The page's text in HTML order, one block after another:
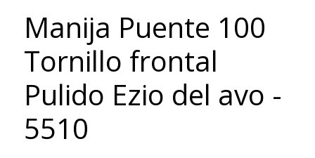
Manija Puente 100
Tornillo frontal
Pulido Ezio del avo -
5510